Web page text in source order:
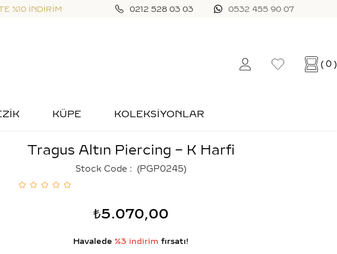
%10 İNDİRİM 0212 528 03 03 0532 455 90 07
0
KÜPE KOLEKSİYONLAR
Tragus Altın Piercing – K Harfi
Stock Code (PGP0245)
₺5.070,00
Havalede %3 indirim fırsatı!